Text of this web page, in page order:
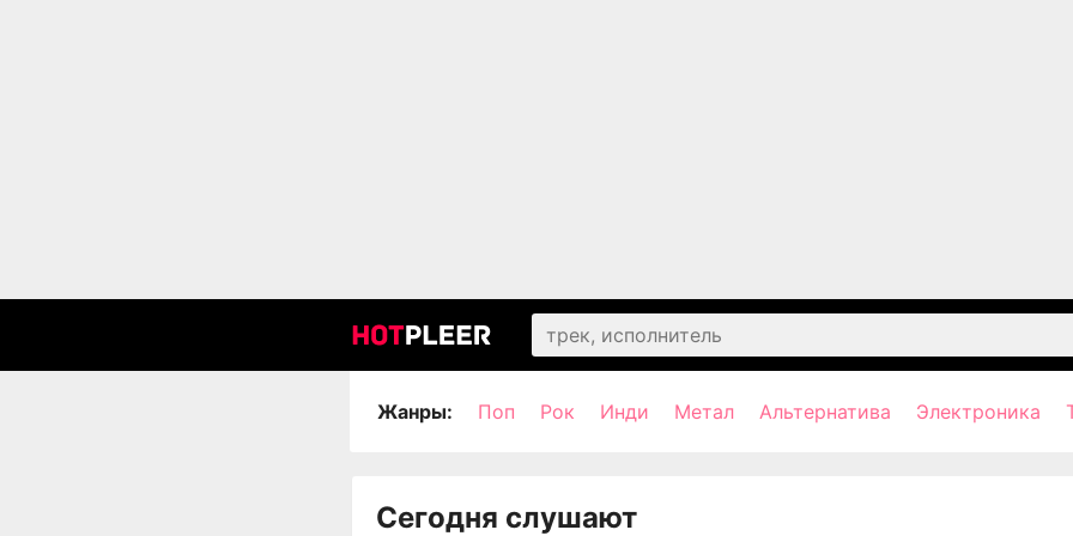
Жанры: Поп Рок Инди Метал Альтернатива Электроника
Сегодня слушают